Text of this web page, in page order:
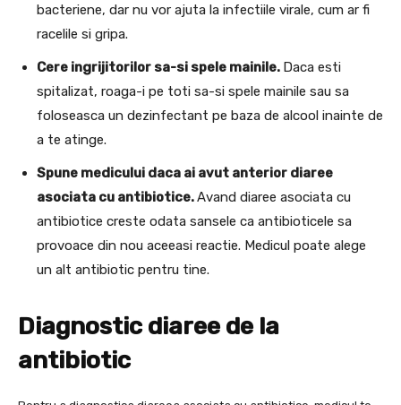
bacteriene, dar nu vor ajuta la infectiile virale, cum ar fi
racelile si gripa.
Cere ingrijitorilor sa-si spele mainile. Daca esti
spitalizat, roaga-i pe toti sa-si spele mainile sau sa
foloseasca un dezinfectant pe baza de alcool inainte de
a te atinge.
Spune medicului daca ai avut anterior diaree
asociata cu antibiotice.Avand diaree asociata cu
antibiotice creste odata sansele ca antibioticele sa
provoace din nou aceeasi reactie. Medicul poate alege
un alt antibiotic pentru tine.
Diagnostic diaree de la
antibiotic